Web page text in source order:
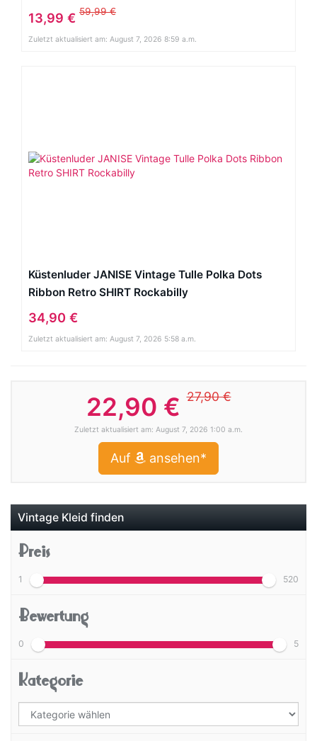
Abendkleid Schwarz Gr.S
13,99 € 59,99 €
Zuletzt aktualisiert am: August 7, 2026 8:59 a.m.
Küstenluder JANISE Vintage Tulle Polka Dots
Ribbon Retro SHIRT Rockabilly
34,90 €
Zuletzt aktualisiert am: August 7, 2026 5:58 a.m.
22,90 €27,90 €
Zuletzt aktualisiert am: August 7, 2026 1:00 a.m.
Auf ansehen*
Vintage Kleid finden
Preis
1 520
Bewertung
0 5
Kategorie